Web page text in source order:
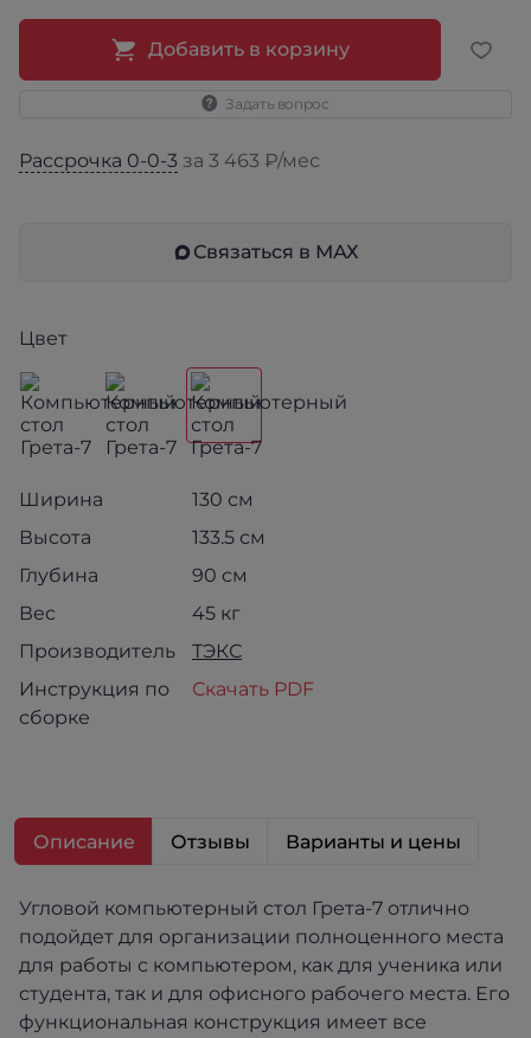
Добавить в корзину
Задать вопрос
Рассрочка 0-0-3 за 3 463 ₽/мес
Связаться в МАХ
Цвет
Ширина
130 см
Высота
133.5 см
Глубина
90 см
Вес
45 кг
Производитель
ТЭКС
Инструкция по
сборке
Скачать PDF
Описание Отзывы Варианты и цены
Угловой компьютерный стол Грета-7 отлично
подойдет для организации полноценного места
для работы с компьютером, как для ученика или
студента, так и для офисного рабочего места. Его
функциональная конструкция имеет все